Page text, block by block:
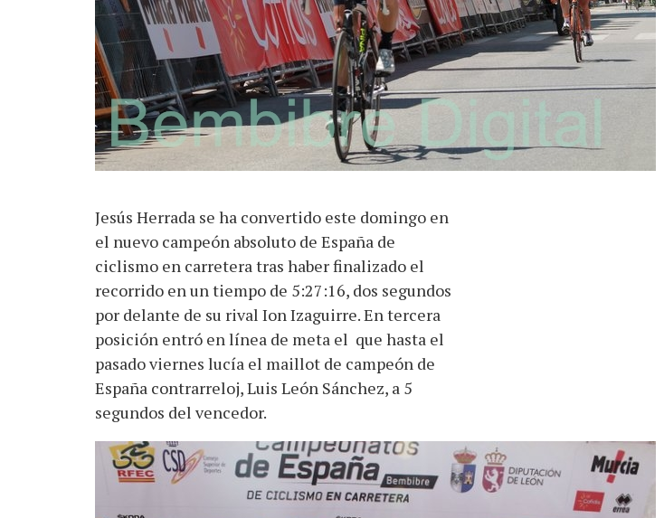
Jesús Herrada se ha convertido este domingo en
el nuevo campeón absoluto de España de
ciclismo en carretera tras haber finalizado el
recorrido en un tiempo de 5:27:16, dos segundos
por delante de su rival Ion Izaguirre. En tercera
posición entró en línea de meta el que hasta el
pasado viernes lucía el maillot de campeón de
España contrarreloj, Luis León Sánchez, a 5
segundos del vencedor.